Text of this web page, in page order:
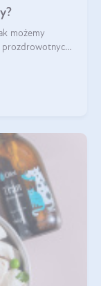
możemy
prozdrowotnych,